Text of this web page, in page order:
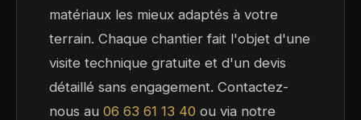
matériaux les mieux adaptés à votre
terrain. Chaque chantier fait l'objet d'une
visite technique gratuite et d'un devis
détaillé sans engagement. Contactez-
nous au 06 63 61 13 40 ou via notre